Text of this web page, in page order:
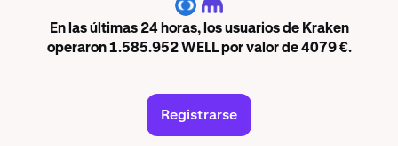
WELL
En las últimas 24 horas, los usuarios de Kraken
operaron 1.585.952 WELL por valor de 4079 €.
Registrarse